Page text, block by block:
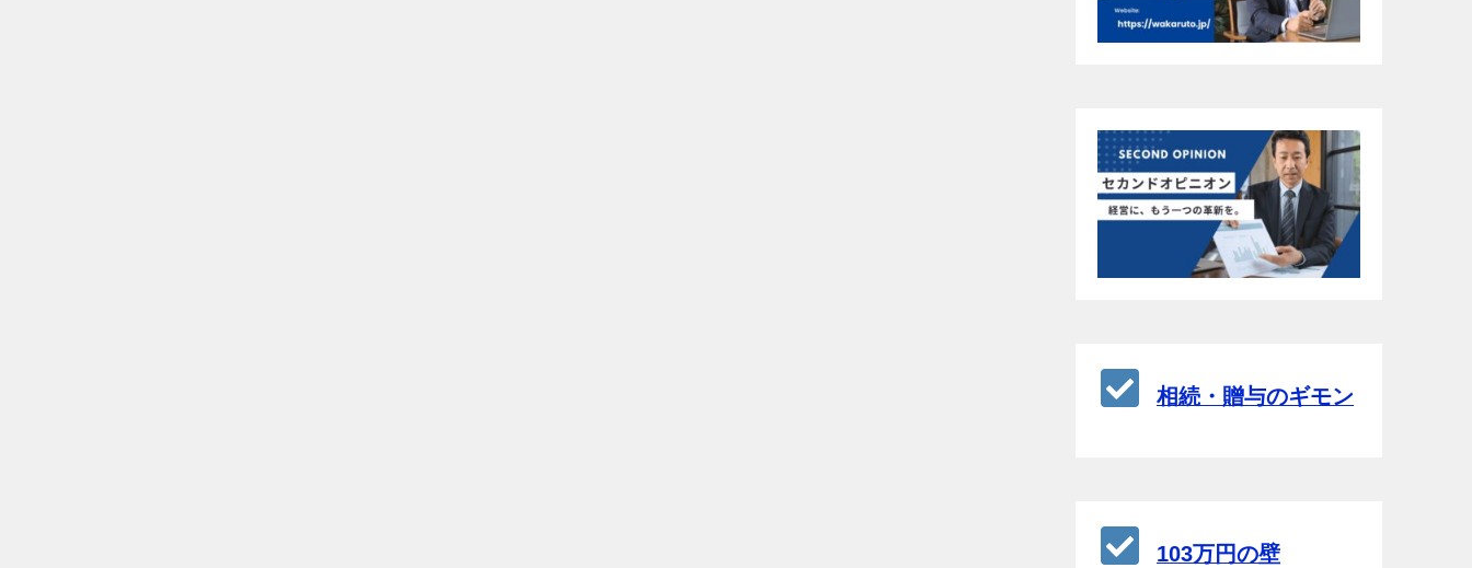
相続・贈与のギモン
103万円の壁